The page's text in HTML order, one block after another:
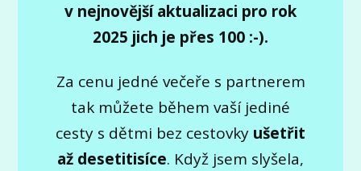
v nejnovější aktualizaci pro rok
2025 jich je přes 100 :-).
Za cenu jedné večeře s partnerem
tak můžete během vaší jediné
cesty s dětmi bez cestovky ušetřit
až desetitisíce. Když jsem slyšela,